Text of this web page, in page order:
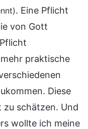
. Eine Pflicht
von Gott
praktische
Diese
zu schätzen. Und
wollte ich meine